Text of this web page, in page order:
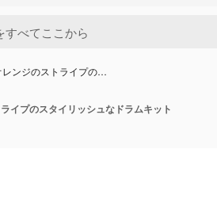
ンジのストライプの…
イプのスタイリッシュなドラムキット